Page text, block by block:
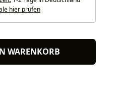
hier prüfen
WARENKORB